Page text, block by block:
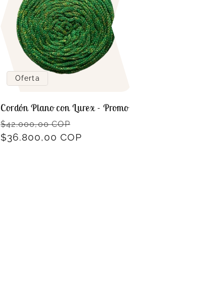
Oferta
Cordón Plano con Lurex - Promo
Precio
habitual
$42.000,00 COP
de
$36.800,00 COP